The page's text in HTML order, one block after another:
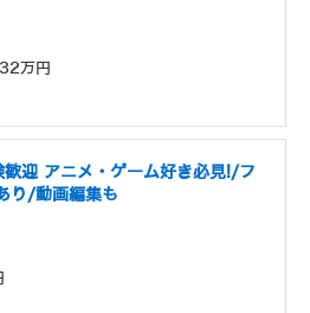
万円
迎 アニメ・ゲーム好き必見!/フ
り/動画編集も